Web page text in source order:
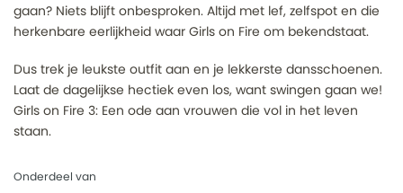
gaan? Niets blijft onbesproken. Altijd met lef, zelfspot en die
herkenbare eerlijkheid waar Girls on Fire om bekendstaat.
Dus trek je leukste outfit aan en je lekkerste dansschoenen.
Laat de dagelijkse hectiek even los, want swingen gaan we!
Girls on Fire 3: Een ode aan vrouwen die vol in het leven
staan.
Onderdeel van